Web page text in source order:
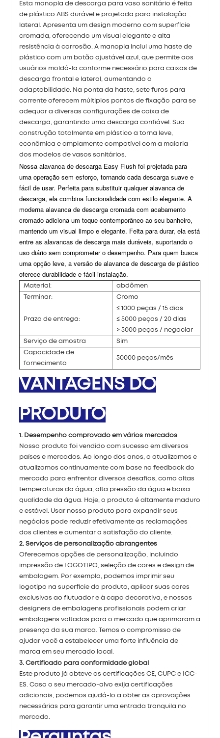
Esta manopla de descarga para vaso sanitário é feita
de plástico ABS durável e projetada para instalação
lateral. Apresenta um design moderno com superfície
cromada, oferecendo um visual elegante e alta
resistência à corrosão. A manopla inclui uma haste de
plástico com um botão ajustável azul, que permite aos
usuários moldá-la conforme necessário para caixas de
descarga frontal e lateral, aumentando a
adaptabilidade. Na ponta da haste, sete furos para
corrente oferecem múltiplos pontos de fixação para se
adequar a diversas configurações de caixa de
descarga, garantindo uma descarga confiável. Sua
construção totalmente em plástico a torna leve,
econômica e amplamente compatível com a maioria
dos modelos de vasos sanitários.
Nossa alavanca de descarga Easy Flush foi projetada para
uma operação sem esforço, tornando cada descarga suave e
fácil de usar. Perfeita para substituir qualquer alavanca de
descarga, ela combina funcionalidade com estilo elegante. A
moderna alavanca de descarga cromada com acabamento
cromado adiciona um toque contemporâneo ao seu banheiro,
mantendo um visual limpo e elegante. Feita para durar, ela está
entre as alavancas de descarga mais duráveis, suportando o
uso diário sem comprometer o desempenho. Para quem busca
uma opção leve, a versão de alavanca de descarga de plástico
oferece durabilidade e fácil instalação.
Material: abdômen
Terminar: Cromo
Prazo de entrega:
≤ 1000 peças / 15 dias
≤ 5000 peças / 20 dias
> 5000 peças / negociar
Serviço de amostra Sim
Capacidade de
fornecimento
50000 peças/mês
VANTAGENS DO
PRODUTO
1. Desempenho comprovado em vários mercados
Nosso produto foi vendido com sucesso em diversos
países e mercados. Ao longo dos anos, o atualizamos e
atualizamos continuamente com base no feedback do
mercado para enfrentar diversos desafios, como altas
temperaturas da água, alta pressão da água e baixa
qualidade da água. Hoje, o produto é altamente maduro
e estável. Usar nosso produto para expandir seus
negócios pode reduzir efetivamente as reclamações
dos clientes e aumentar a satisfação do cliente.
2. Serviços de personalização abrangentes
Oferecemos opções de personalização, incluindo
impressão de LOGOTIPO, seleção de cores e design de
embalagem. Por exemplo, podemos imprimir seu
logotipo na superfície do produto, aplicar suas cores
exclusivas ao flutuador e à capa decorativa, e nossos
designers de embalagens profissionais podem criar
embalagens voltadas para o mercado que aprimoram a
presença da sua marca. Temos o compromisso de
ajudar você a estabelecer uma forte influência de
marca em seu mercado local.
3. Certificado para conformidade global
Este produto já obteve as certificações CE, CUPC e ICC-
ES. Caso o seu mercado-alvo exija certificações
adicionais, podemos ajudá-lo a obter as aprovações
necessárias para garantir uma entrada tranquila no
mercado.